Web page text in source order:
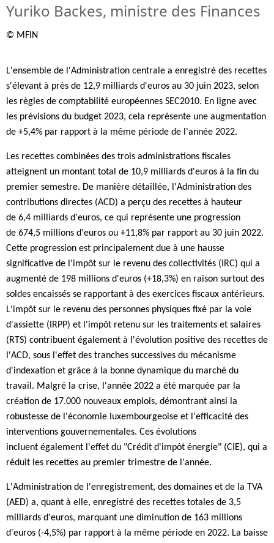
Yuriko Backes, ministre des Finances
© MFIN
L'ensemble de l'Administration centrale a enregistré des recettes
s'élevant à près de 12,9 milliards d'euros au 30 juin 2023, selon
les règles de comptabilité européennes SEC2010. En ligne avec
les prévisions du budget 2023, cela représente une augmentation
de +5,4% par rapport à la même période de l'année 2022.
Les recettes combinées des trois administrations fiscales
atteignent un montant total de 10,9 milliards d'euros à la fin du
premier semestre. De manière détaillée, l'Administration des
contributions directes (ACD) a perçu des recettes à hauteur
de 6,4 milliards d'euros, ce qui représente une progression
de 674,5 millions d'euros ou +11,8% par rapport au 30 juin 2022.
Cette progression est principalement due à une hausse
significative de l'impôt sur le revenu des collectivités (IRC) qui a
augmenté de 198 millions d'euros (+18,3%) en raison surtout des
soldes encaissés se rapportant à des exercices fiscaux antérieurs.
L'impôt sur le revenu des personnes physiques fixé par la voie
d'assiette (IRPP) et l'impôt retenu sur les traitements et salaires
(RTS) contribuent également à l'évolution positive des recettes de
l'ACD, sous l'effet des tranches successives du mécanisme
d'indexation et grâce à la bonne dynamique du marché du
travail. Malgré la crise, l'année 2022 a été marquée par la
création de 17.000 nouveaux emplois, démontrant ainsi la
robustesse de l'économie luxembourgeoise et l'efficacité des
interventions gouvernementales. Ces évolutions
incluent également l'effet du "Crédit d'impôt énergie" (CIE), qui a
réduit les recettes au premier trimestre de l'année.
L'Administration de l'enregistrement, des domaines et de la TVA
(AED) a, quant à elle, enregistré des recettes totales de 3,5
milliards d'euros, marquant une diminution de 163 millions
d'euros (-4,5%) par rapport à la même période en 2022. La baisse